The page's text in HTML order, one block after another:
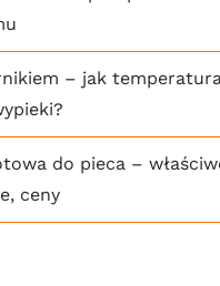
– jak
do pieca –
ceny